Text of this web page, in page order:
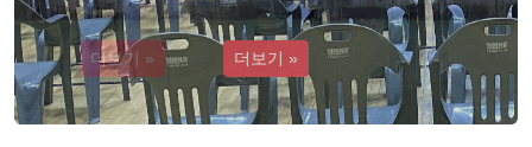
더보기 »